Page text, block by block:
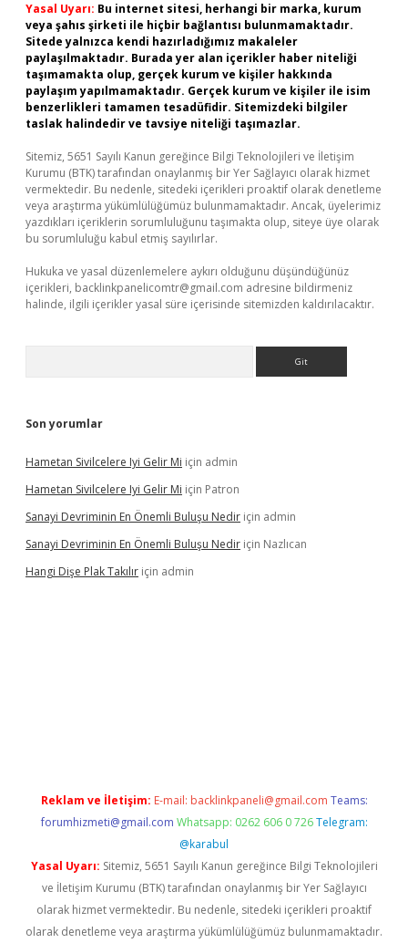
Yasal Uyarı: Bu internet sitesi, herhangi bir marka, kurum
veya şahıs şirketi ile hiçbir bağlantısı bulunmamaktadır.
Sitede yalnızca kendi hazırladığımız makaleler
paylaşılmaktadır. Burada yer alan içerikler haber niteliği
taşımamakta olup, gerçek kurum ve kişiler hakkında
paylaşım yapılmamaktadır. Gerçek kurum ve kişiler ile isim
benzerlikleri tamamen tesadüfidir. Sitemizdeki bilgiler
taslak halindedir ve tavsiye niteliği taşımazlar.
Sitemiz, 5651 Sayılı Kanun gereğince Bilgi Teknolojileri ve İletişim
Kurumu (BTK) tarafından onaylanmış bir Yer Sağlayıcı olarak hizmet
vermektedir. Bu nedenle, sitedeki içerikleri proaktif olarak denetleme
veya araştırma yükümlülüğümüz bulunmamaktadır. Ancak, üyelerimiz
yazdıkları içeriklerin sorumluluğunu taşımakta olup, siteye üye olarak
bu sorumluluğu kabul etmiş sayılırlar.
Hukuka ve yasal düzenlemelere aykırı olduğunu düşündüğünüz
içerikleri, backlinkpanelicomtr@gmail.com adresine bildirmeniz
halinde, ilgili içerikler yasal süre içerisinde sitemizden kaldırılacaktır.
Son yorumlar
Hametan Sivilcelere Iyi Gelir Mi için admin
Hametan Sivilcelere Iyi Gelir Mi için Patron
Sanayi Devriminin En Önemli Buluşu Nedir için admin
Sanayi Devriminin En Önemli Buluşu Nedir için Nazlıcan
Hangi Dişe Plak Takılır için admin
Reklam ve İletişim: E-mail: backlinkpaneli@gmail.com Teams:
forumhizmeti@gmail.com Whatsapp: 0262 606 0 726 Telegram:
@karabul
Yasal Uyarı: Sitemiz, 5651 Sayılı Kanun gereğince Bilgi Teknolojileri
ve İletişim Kurumu (BTK) tarafından onaylanmış bir Yer Sağlayıcı
olarak hizmet vermektedir. Bu nedenle, sitedeki içerikleri proaktif
olarak denetleme veya araştırma yükümlülüğümüz bulunmamaktadır.